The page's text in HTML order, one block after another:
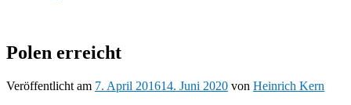
Polen erreicht
Veröffentlicht am 7. April 201614. Juni 2020 von Heinrich Kern